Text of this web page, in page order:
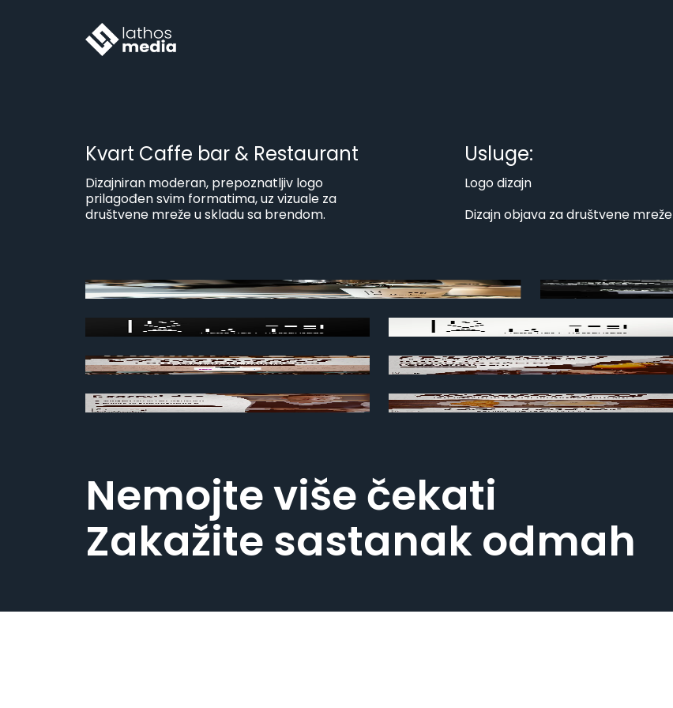
Kvart Caffe bar & Restaurant
Dizajniran moderan, prepoznatljiv logo
prilagođen svim formatima, uz vizuale za
društvene mreže u skladu sa brendom.
Usluge:
Logo dizajn
Dizajn objava za društvene mreže
Nemojte više čekati
Zakažite sastanak odmah